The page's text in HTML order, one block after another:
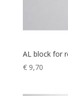
AL block for
€9,70